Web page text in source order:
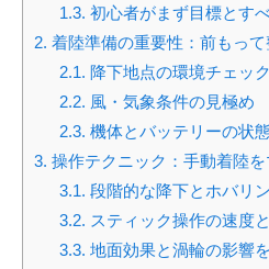
1.3. 初心者がまず目標とす
2. 着陸準備の重要性：前もっ
2.1. 降下地点の環境チェック
2.2. 風・気象条件の見極め
2.3. 機体とバッテリーの状
3. 操作テクニック：手動着陸
3.1. 段階的な降下とホバリ
3.2. スティック操作の速度
3.3. 地面効果と渦輪の影響